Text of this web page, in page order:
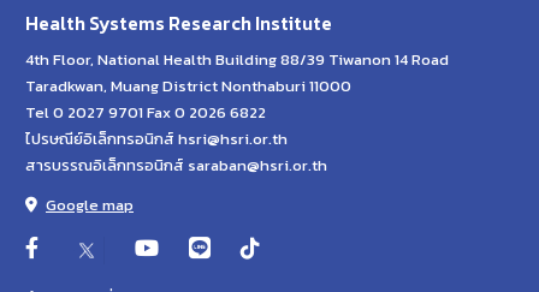
Health Systems Research Institute
4th Floor, National Health Building 88/39 Tiwanon 14 Road
Taradkwan, Muang District Nonthaburi 11000
Tel 0 2027 9701 Fax 0 2026 6822
ไปรษณีย์อิเล็กทรอนิกส์ hsri@hsri.or.th
สารบรรณอิเล็กทรอนิกส์ saraban@hsri.or.th
Google map